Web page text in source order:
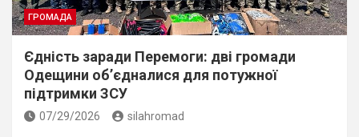
ГРОМАДА
Єдність заради Перемоги: дві громади
Одещини об’єдналися для потужної
підтримки ЗСУ
07/29/2026 silahromad